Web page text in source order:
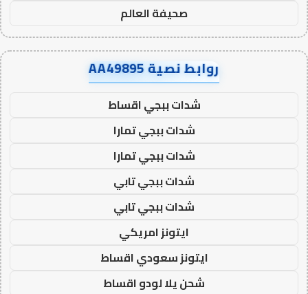
صحيفة العالم
روابط نصية AA49895
شدات ببجي اقساط
شدات ببجي تمارا
شدات ببجي تمارا
شدات ببجي تابي
شدات ببجي تابي
ايتونز امريكي
ايتونز سعودي اقساط
شحن يلا لودو اقساط